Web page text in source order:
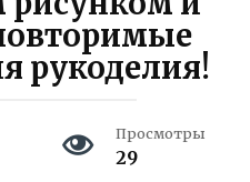
рукоделия!
Просмотры
29